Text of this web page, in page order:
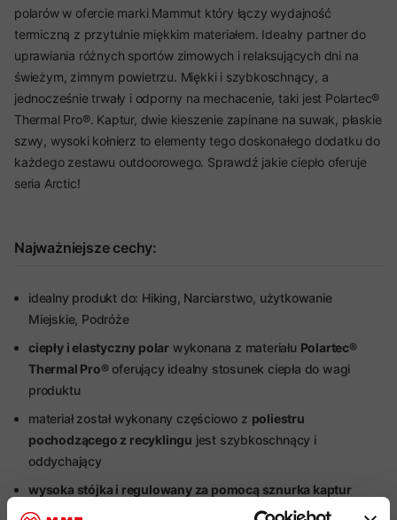
polarów w ofercie marki Mammut który łączy wydajność
termiczną z przytulnie miękkim materiałem. Idealny partner do
uprawiania różnych sportów zimowych i relaksujących dni na
świeżym, zimnym powietrzu. Miękki i szybkoschnący, a
jednocześnie trwały i odporny na mechacenie, taki jest Polartec®
Thermal Pro®. Kaptur, dwie kieszenie zapinane na suwak, płaskie
szwy, wysoki kołnierz to elementy tego doskonałego dodatku do
każdego zestawu outdoorowego. Sprawdź jakie ciepło oferuje
seria Arctic!
Najważniejsze cechy:
idealny produkt do: Hiking, Narciarstwo, użytkowanie
Miejskie, Podróże
ciepły i elastyczny polar wykonana z materiału Polartec®
Thermal Pro®oferujący idealny stosunek ciepła do wagi
produktu
materiał został wykonany częściowo z poliestru
pochodzącego z recyklingu jest szybkoschnący i
oddychający
wysoka stójka i regulowany za pomocą sznurka kaptur